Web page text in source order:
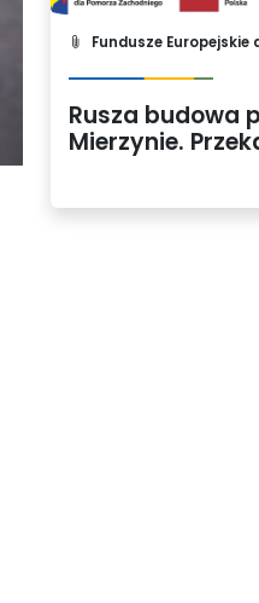
Fundusze Europejskie dla Pomorza
Rusza budowa
Mierzynie.